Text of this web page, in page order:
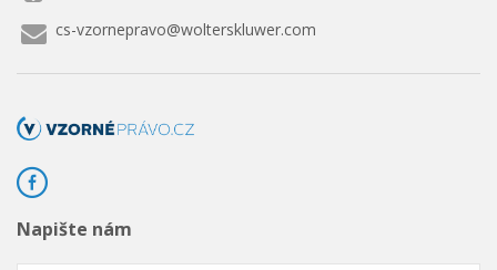
cs-vzornepravo@wolterskluwer.com
Napište nám